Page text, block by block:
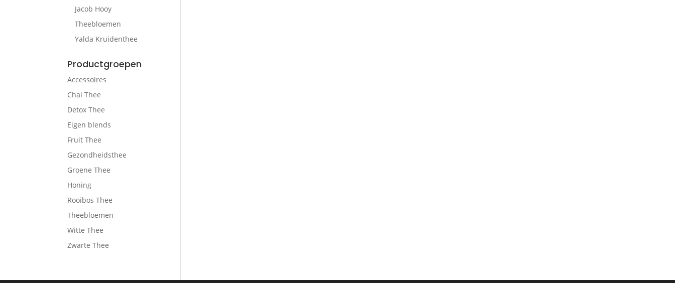
Jacob Hooy
Theebloemen
Yalda Kruidenthee
Productgroepen
Accessoires
Chai Thee
Detox Thee
Eigen blends
Fruit Thee
Gezondheidsthee
Groene Thee
Honing
Rooibos Thee
Theebloemen
Witte Thee
Zwarte Thee